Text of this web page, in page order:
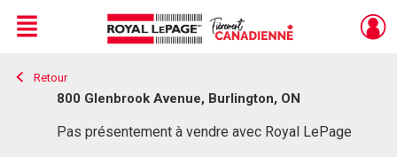
Live
En Direct
Menu
Retour
800 Glenbrook Avenue, Burlington, ON
Pas présentement à vendre avec Royal LePage